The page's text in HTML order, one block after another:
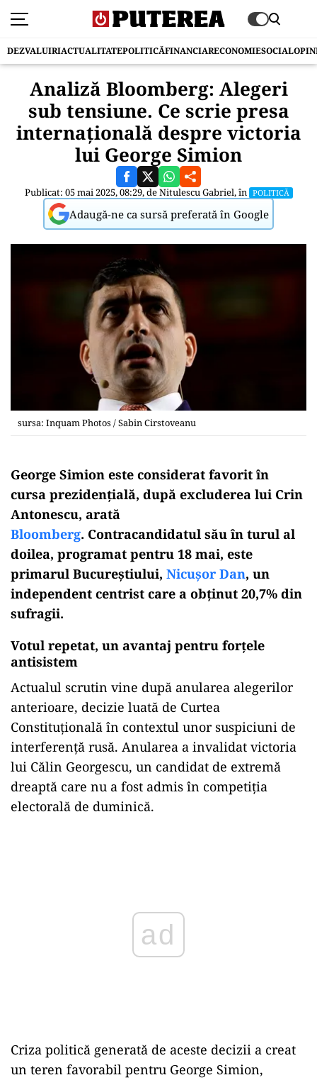
DEZVALUIRIACTUALITATEPOLITICĂFINANCIARECONOMIESOCIAL
Analiză Bloomberg: Alegeri
sub tensiune. Ce scrie presa
internațională despre victoria
lui George Simion
Publicat: 05 mai 2025, 08:29, deNitulescu Gabriel, în POLITICĂ
Adaugă-ne ca sursă preferată în Google
sursa: Inquam Photos / Sabin Cirstoveanu
George Simion este considerat favorit în
cursa prezidențială, după excluderea lui Crin
Antonescu, arată
Bloomberg. Contracandidatul său în turul al
doilea, programat pentru 18 mai, este
primarul Bucureștiului, Nicușor Dan, un
independent centrist care a obținut 20,7% din
sufragii.
Votul repetat, un avantaj pentru forțele
antisistem
Actualul scrutin vine după anularea alegerilor
anterioare, decizie luată de Curtea
Constituțională în contextul unor suspiciuni de
interferență rusă. Anularea a invalidat victoria
lui Călin Georgescu, un candidat de extremă
dreaptă care nu a fost admis în competiția
electorală de duminică.
Criza politică generată de aceste decizii a creat
un teren favorabil pentru George Simion,